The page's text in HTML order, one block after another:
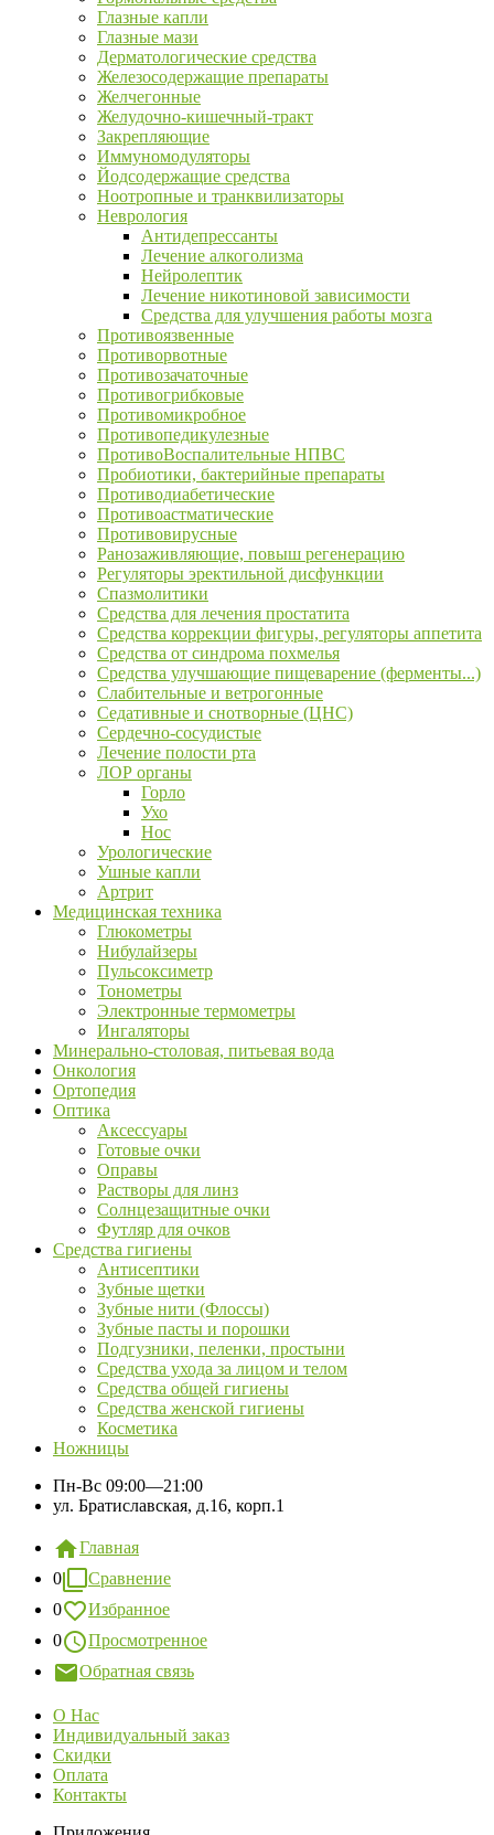
Глазные капли
Глазные мази
Дерматологические средства
Железосодержащие препараты
Желчегонные
Желудочно-кишечный-тракт
Закрепляющие
Иммуномодуляторы
Йодсодержащие средства
Ноотропные и транквилизаторы
Неврология
Антидепрессанты
Лечение алкоголизма
Нейролептик
Лечение никотиновой зависимости
Средства для улучшения работы мозга
Противоязвенные
Противорвотные
Противозачаточные
Противогрибковые
Противомикробное
Противопедикулезные
ПротивоВоспалительные НПВС
Пробиотики, бактерийные препараты
Противодиабетические
Противоастматические
Противовирусные
Ранозаживляющие, повыш регенерацию
Регуляторы эректильной дисфункции
Спазмолитики
Средства для лечения простатита
Средства коррекции фигуры, регуляторы аппетита
Средства от синдрома похмелья
Средства улучшающие пищеварение (ферменты...)
Слабительные и ветрогонные
Седативные и снотворные (ЦНС)
Сердечно-сосудистые
Лечение полости рта
ЛОР органы
Горло
Ухо
Нос
Урологические
Ушные капли
Артрит
Медицинская техника
Глюкометры
Нибулайзеры
Пульсоксиметр
Тонометры
Электронные термометры
Ингаляторы
Минерально-столовая, питьевая вода
Онкология
Ортопедия
Оптика
Аксессуары
Готовые очки
Оправы
Растворы для линз
Солнцезащитные очки
Футляр для очков
Средства гигиены
Антисептики
Зубные щетки
Зубные нити (Флоссы)
Зубные пасты и порошки
Подгузники, пеленки, простыни
Средства ухода за лицом и телом
Средства общей гигиены
Средства женской гигиены
Косметика
Ножницы
Пн-Вс 09:00—21:00
ул. Братиславская, д.16, корп.1
Главная
0
Сравнение
0
Избранное
0
Просмотренное
Обратная связь
О Нас
Индивидуальный заказ
Скидки
Оплата
Контакты